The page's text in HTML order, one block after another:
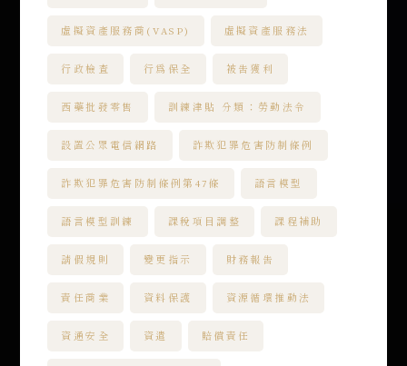
虛擬資產服務商(VASP) 虛擬資產服務法
行政檢查 行為保全 被告獲利
西藥批發零售 訓練津貼 分類：勞動法令
設置公眾電信網路 詐欺犯罪危害防制條例
詐欺犯罪危害防制條例第47條 語言模型
語言模型訓練 課稅項目調整 課程補助
請假規則 變更指示 財務報告
責任商業 資料保護 資源循環推動法
資通安全 資遣 賠償責任